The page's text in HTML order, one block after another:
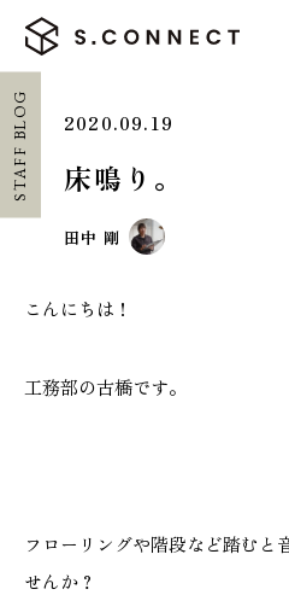
HOME
CASE
施工実績
家づくり勉強会
STAFF BLOG 2020.09.19
床鳴り。
田中 剛
こんにちは！
工務部の古橋です。
フローリングや階段など踏むと
せんか？